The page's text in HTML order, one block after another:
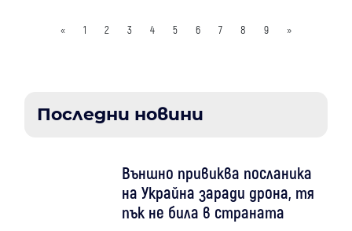
« 1 2 3 4 5 6 7 8 9 »
Последни новини
Външно привиква посланика
на Украйна заради дрона, тя
пък не била в страната